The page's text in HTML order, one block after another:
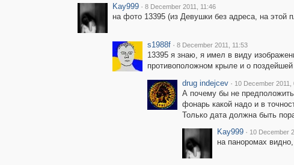
Kay999 · 8 December 2011, 11:46
на фото 13395 (из Девушки без адреса, на этой
s1988f · 8 December 2011, 11:53
13395 я знаю, я имел в виду
противоположном крыле и о
drug indejcev · 10 December 2011,
А почему бы не
фонарь какой надо и в
Только дата должна быть
Kay999 · 10 December
на паноромах